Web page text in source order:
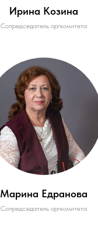
Ирина Козина
Сопредседатель оргкомитета
Марина Едранова
Сопредседатель оргкомитета